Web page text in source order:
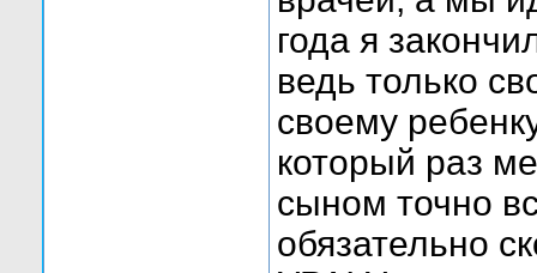
года я
ведь только
своему
который раз
сыном точно
обязательно